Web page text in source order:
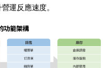
運反應速度。